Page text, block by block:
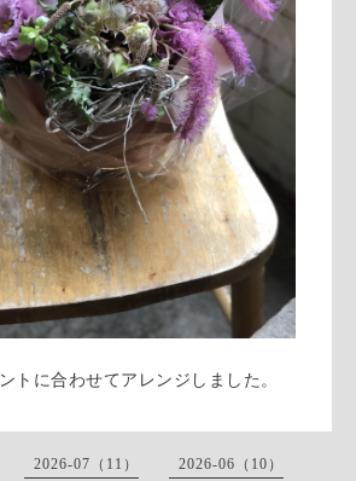
トに合わせてアレンジしました。
2026-07（11） 2026-06（10）